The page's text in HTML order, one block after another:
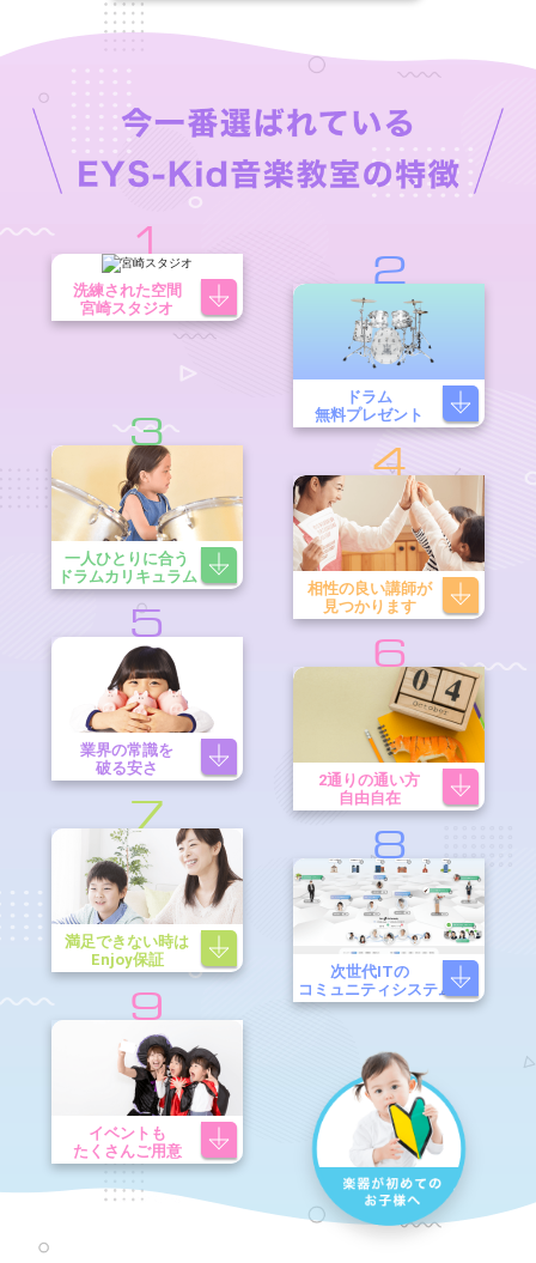
1
洗練された空間
宮崎スタジオ
2
ドラム
無料プレゼント
3
一人ひとりに合う
ドラムカリキュラム
4
相性の良い講師が
見つかります
5
業界の常識を
破る安さ
6
2通りの通い方
自由自在
7
満足できない時は
Enjoy保証
8
次世代ITの
コミュニティシステム
9
イベントも
たくさんご用意